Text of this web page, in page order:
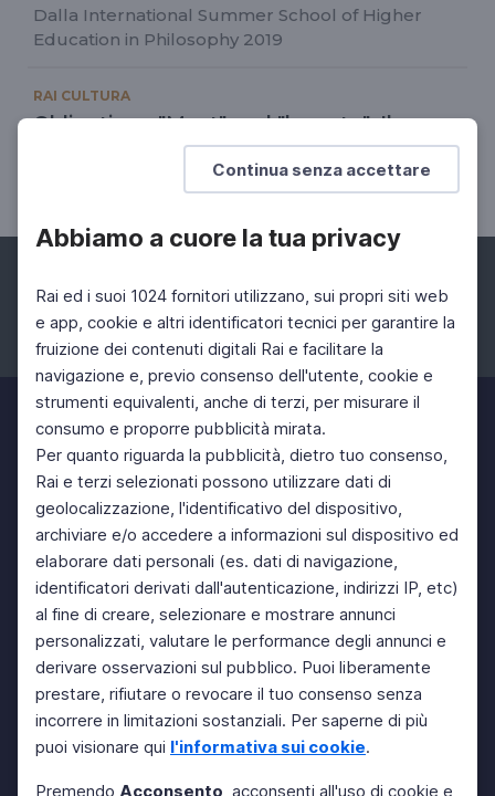
Continua senza accettare
Abbiamo a cuore la tua privacy
Rai ed i suoi 1024 fornitori utilizzano, sui propri siti web
e app, cookie e altri identificatori tecnici per garantire la
fruizione dei contenuti digitali Rai e facilitare la
navigazione e, previo consenso dell'utente, cookie e
strumenti equivalenti, anche di terzi, per misurare il
consumo e proporre pubblicità mirata.
Per quanto riguarda la pubblicità, dietro tuo consenso,
Rai e terzi selezionati possono utilizzare dati di
geolocalizzazione, l'identificativo del dispositivo,
archiviare e/o accedere a informazioni sul dispositivo ed
elaborare dati personali (es. dati di navigazione,
identificatori derivati dall'autenticazione, indirizzi IP, etc)
al fine di creare, selezionare e mostrare annunci
personalizzati, valutare le performance degli annunci e
derivare osservazioni sul pubblico. Puoi liberamente
prestare, rifiutare o revocare il tuo consenso senza
incorrere in limitazioni sostanziali. Per saperne di più
puoi visionare qui l'informativa sui cookie.
Premendo Acconsento , acconsenti all'uso di cookie e
Dalla International Summer School of Higher
Education in Philosophy 2019
RAI CULTURA
Obligation - "Must" and "have to", Il
corretto utilizzo di must e have to
Language for Lockdown
Facebook Instagram Twitter